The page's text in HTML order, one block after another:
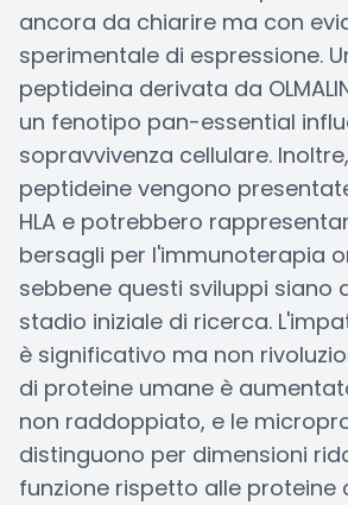
ancora da chiarire ma con
sperimentale di espressione.
peptideina derivata da
un fenotipo pan-essential
sopravvivenza cellulare.
peptideine vengono
HLA e potrebbero
bersagli per l'immunoterapia
sebbene questi sviluppi siano
stadio iniziale di ricerca.
è significativo ma non
di proteine umane è
non raddoppiato, e le
distinguono per dimensioni
funzione rispetto alle proteine